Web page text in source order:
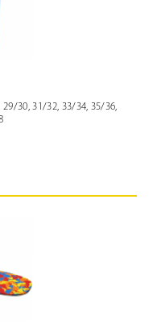
30, 31/32, 33/34, 35/36,